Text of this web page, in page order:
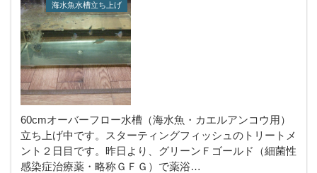
海水魚水槽立ち上げ
60cmオーバーフロー水槽（海水魚・カエルアンコウ用）
立ち上げ中です。スターティングフィッシュのトリートメ
ント２日目です。昨日より、グリーンＦゴールド（細菌性
感染症治療薬・略称ＧＦＧ）で薬浴…